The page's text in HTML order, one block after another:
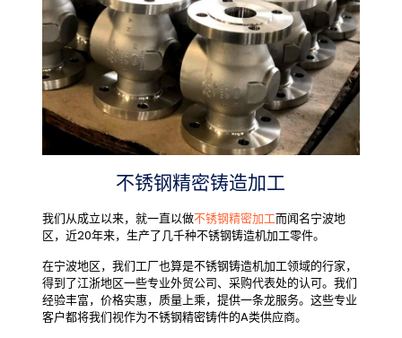
不锈钢精密铸造加工
我们从成立以来，就一直以做不锈钢精密加工而闻名宁波地
区，近20年来，生产了几千种不锈钢铸造机加工零件。
在宁波地区，我们工厂也算是不锈钢铸造机加工领域的行家，
得到了江浙地区一些专业外贸公司、采购代表处的认可。我们
经验丰富，价格实惠，质量上乘，提供一条龙服务。这些专业
客户都将我们视作为不锈钢精密铸件的A类供应商。